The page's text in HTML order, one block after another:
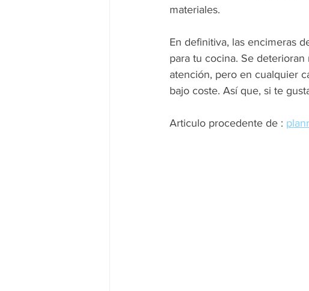
materiales.
En definitiva, las encimeras
para tu cocina. Se
atención, pero en cualquier
bajo coste. Así que, si te
Articulo procedente de :